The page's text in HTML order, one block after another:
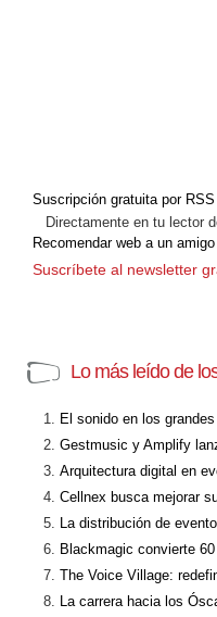
Suscripción gratuita por RSS
Directamente en tu lector
Recomendar web a un amigo
Suscríbete al newsletter
Lo más leído de
El sonido en los
Gestmusic y Amplify
Arquitectura digital en
Cellnex busca mejorar
La distribución de
Blackmagic convierte
The Voice Village:
La carrera hacia los